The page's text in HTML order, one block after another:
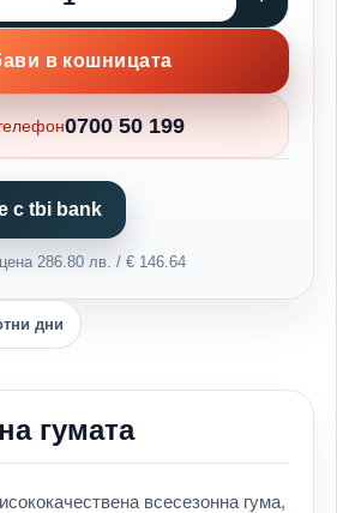
в кошницата
0700 50 199
с tbi bank
286.80 лв. / € 146.64
дни
гумата
всесезонна гума,